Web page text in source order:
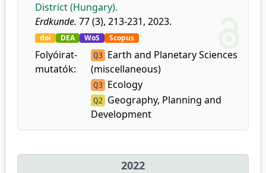
District (Hungary).
Erdkunde. 77 (3), 213-231, 2023.
doi DEA WoS Scopus
Folyóirat-
mutatók:
Q3 Earth and Planetary Sciences
(miscellaneous)
Q3 Ecology
Q2
Geography, Planning and
Development
2022